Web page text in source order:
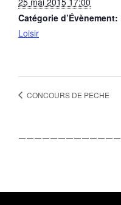
Catégorie d’Évènement:
Loisir
CONCOURS DE PECHE